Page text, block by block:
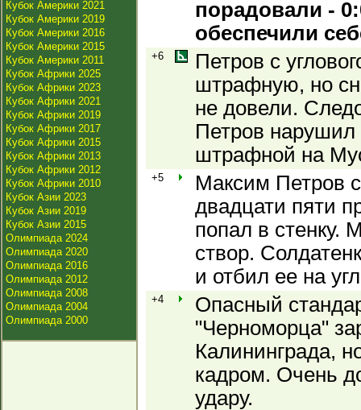
Кубок Америки 2021
Кубок Америки 2019
Кубок Америки 2016
Кубок Америки 2015
Кубок Америки 2011
Кубок Африки 2025
Кубок Африки 2023
Кубок Африки 2021
Кубок Африки 2019
Кубок Африки 2017
Кубок Африки 2015
Кубок Африки 2013
Кубок Африки 2012
Кубок Африки 2010
Кубок Азии 2023
Кубок Азии 2019
Кубок Азии 2015
Олимпиада 2024
Олимпиада 2020
Олимпиада 2016
Олимпиада 2012
Олимпиада 2008
Олимпиада 2004
Олимпиада 2000
порадовали -
обеспечили
+6
Петров с
штрафную, но
не довели.
Петров
штрафной на
+5
Максим Петров
двадцати пяти
попал в стенку.
створ.
и отбил ее на
+4
Опасный
"Черноморца"
Калининграда,
кадром. Очень
удару.